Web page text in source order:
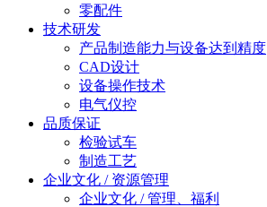
零配件
技术研发
产品制造能力与设备达到精度
CAD设计
设备操作技术
电气仪控
品质保证
检验试车
制造工艺
企业文化 / 资源管理
企业文化 / 管理、福利